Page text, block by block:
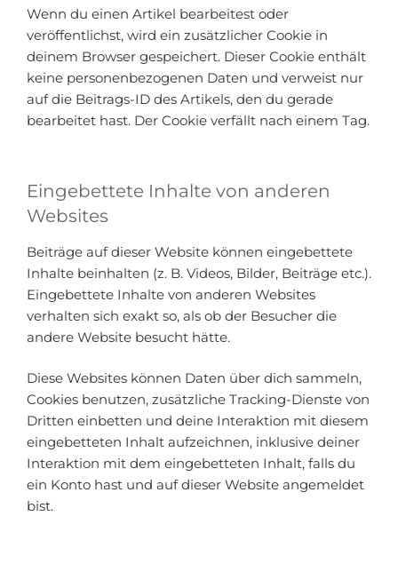
Wenn du einen Artikel bearbeitest oder
veröffentlichst, wird ein zusätzlicher Cookie in
deinem Browser gespeichert. Dieser Cookie enthält
keine personenbezogenen Daten und verweist nur
auf die Beitrags-ID des Artikels, den du gerade
bearbeitet hast. Der Cookie verfällt nach einem Tag.
Eingebettete Inhalte von anderen
Websites
Beiträge auf dieser Website können eingebettete
Inhalte beinhalten (z. B. Videos, Bilder, Beiträge etc.).
Eingebettete Inhalte von anderen Websites
verhalten sich exakt so, als ob der Besucher die
andere Website besucht hätte.
Diese Websites können Daten über dich sammeln,
Cookies benutzen, zusätzliche Tracking-Dienste von
Dritten einbetten und deine Interaktion mit diesem
eingebetteten Inhalt aufzeichnen, inklusive deiner
Interaktion mit dem eingebetteten Inhalt, falls du
ein Konto hast und auf dieser Website angemeldet
bist.